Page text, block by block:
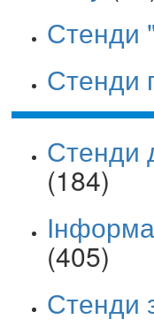
Стенди
Стенди
Стенди
(184)
(405)
Стенди